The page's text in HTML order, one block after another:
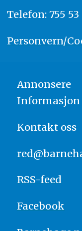
Telefon: 755 53
Personvern/
Annonsere
Informasjon
Kontakt oss
RSS-feed
Facebook